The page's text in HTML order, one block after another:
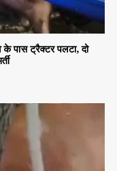
के पास ट्रैक्टर पलटा, दो